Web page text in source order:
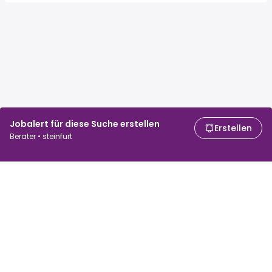
Jobalert für diese Suche erstellen
Berater • steinfurt
Erstellen